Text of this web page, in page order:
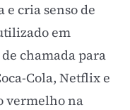
cria senso de
em
chamada para
Cola, Netflix e
vermelho na